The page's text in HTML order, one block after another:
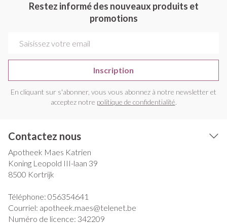
Restez informé des nouveaux produits et
promotions
Inscription
En cliquant sur s'abonner, vous vous abonnez à notre newsletter et
acceptez notre politique de confidentialité.
Contactez nous
Apotheek Maes Katrien
Koning Leopold III-laan 39
8500 Kortrijk
Téléphone: 056354641
Courriel: apotheek.maes@telenet.be
Numéro de licence: 342209